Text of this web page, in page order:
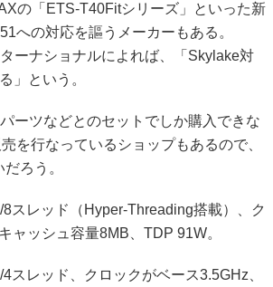
の「ETS-T40Fitシリーズ」といった新
への対応を謳うメーカーもある。
ーナショナルによれば、「Skylake対
」という。
ーツなどとのセットでしか購入できな
を行なっているショップもあるので、
ろう。
レッド（Hyper-Threading搭載）、ク
ャッシュ容量8MB、TDP 91W。
レッド、クロックがベース3.5GHz、